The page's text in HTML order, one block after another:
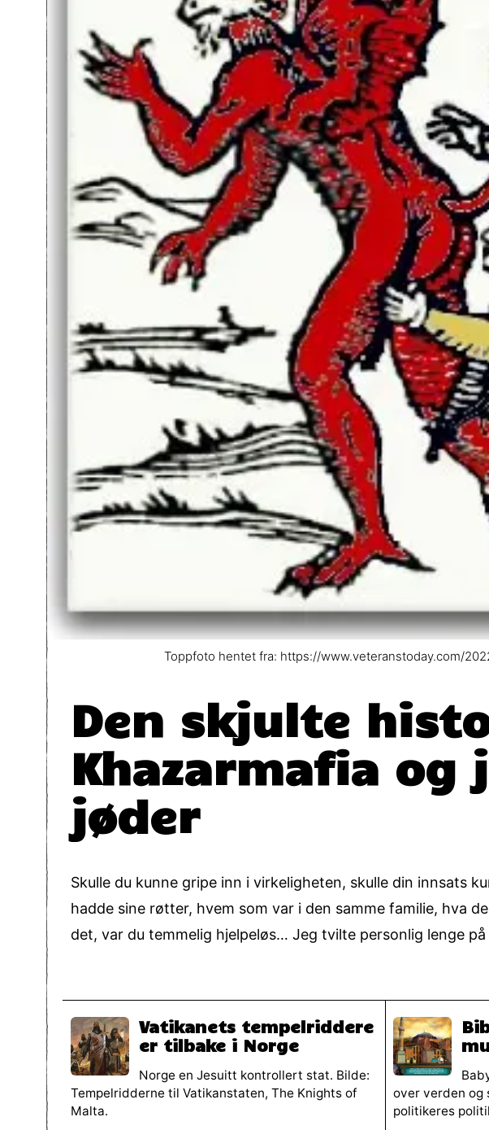
Toppfoto hentet fra: https://www.veteranstoday.com/
Den skjulte
Khazarmafia og
jøder
Skulle du kunne gripe inn i virkeligheten, skulle din innsats
hadde sine røtter, hvem som var i den samme familie, hva
det, var du temmelig hjelpeløs… Jeg tvilte personlig lenge på
Vatikanets tempelriddere
er tilbake i Norge
Norge en Jesuitt kontrollert stat. Bilde:
Tempelridderne til Vatikanstaten, The Knights of
Malta.
over verden og
politikeres